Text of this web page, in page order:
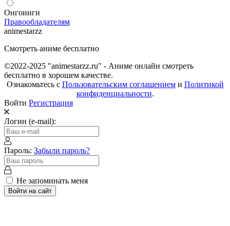
Онгоинги
Правообладателям
animestarzz
Смотреть аниме бесплатно
©2022-2025 "animestarzz.ru" - Аниме онлайн смотреть
бесплатно в хорошем качестве.
Ознакомьтесь с Пользовательским соглашениеми Политикой
конфиденциальности.
Войти Регистрация
Логин (e-mail):
Пароль: Забыли пароль?
Не запоминать меня
Войти на сайт